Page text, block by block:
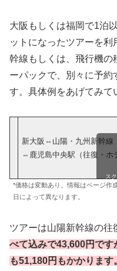
大阪もしくは福岡で1泊
ットになったツアーを
幹線もしくは、飛行機の
ーパックで、別々に予約
す。具体例をあげてみて
新大阪⇔山陽・九州新幹線
⇔鹿児島中央駅（往復・ホ
ス
*価格は変動あり。情報はページ作
日によって異なります。
ツアーは山陽新幹線の往
べて込みで43,600円で
も51,180円もかかりま